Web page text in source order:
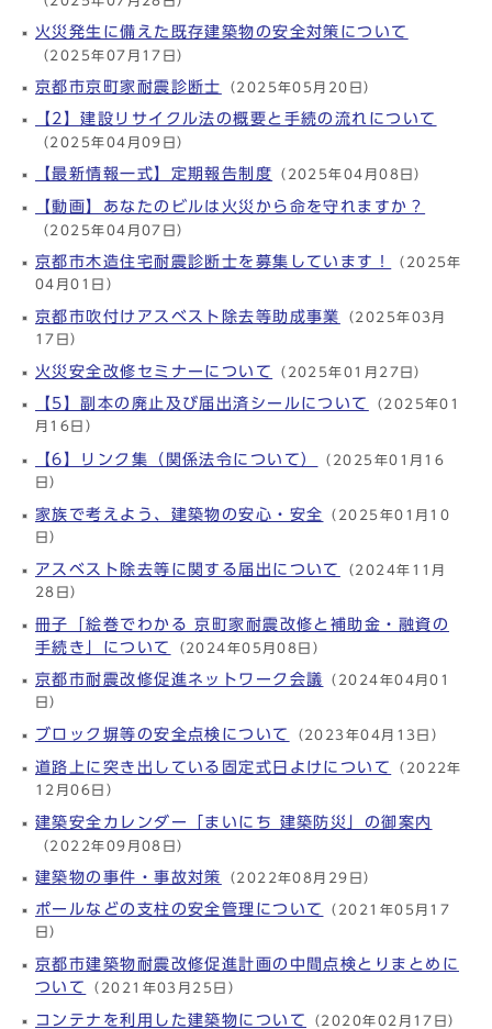
火災発生に備えた既存建築物の安全対策について
（2025年07月17日）
京都市京町家耐震診断士 （2025年05月20日）
【2】建設リサイクル法の概要と手続の流れについて
（2025年04月09日）
【最新情報一式】定期報告制度 （2025年04月08日）
【動画】あなたのビルは火災から命を守れますか？
（2025年04月07日）
京都市木造住宅耐震診断士を募集しています！ （2025年
04月01日）
京都市吹付けアスベスト除去等助成事業
（2025年03月
17日）
火災安全改修セミナーについて
（2025年01月27日）
【5】副本の廃止及び届出済シールについて （2025年01
月16日）
【6】リンク集（関係法令について）
（2025年01月16
日）
家族で考えよう、建築物の安心・安全
（2025年01月10
日）
アスベスト除去等に関する届出について
（2024年11月
28日）
冊子「絵巻でわかる 京町家耐震改修と補助金・融資の
手続き」について
（2024年05月08日）
京都市耐震改修促進ネットワーク会議 （2024年04月01
日）
ブロック塀等の安全点検について
（2023年04月13日）
道路上に突き出している固定式日よけについて （2022年
12月06日）
建築安全カレンダー「まいにち 建築防災」の御案内
（2022年09月08日）
建築物の事件・事故対策 （2022年08月29日）
ポールなどの支柱の安全管理について （2021年05月17
日）
京都市建築物耐震改修促進計画の中間点検とりまとめに
ついて
（2021年03月25日）
コンテナを利用した建築物について （2020年02月17日）